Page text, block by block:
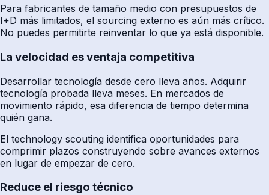
Para fabricantes de tamaño medio con presupuestos de
I+D más limitados, el sourcing externo es aún más crítico.
No puedes permitirte reinventar lo que ya está disponible.
La velocidad es ventaja competitiva
Desarrollar tecnología desde cero lleva años. Adquirir
tecnología probada lleva meses. En mercados de
movimiento rápido, esa diferencia de tiempo determina
quién gana.
El technology scouting identifica oportunidades para
comprimir plazos construyendo sobre avances externos
en lugar de empezar de cero.
Reduce el riesgo técnico